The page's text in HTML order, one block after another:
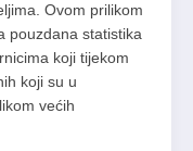
Ovom prilikom
pouzdana statistika
koji tijekom
koji su u
većih